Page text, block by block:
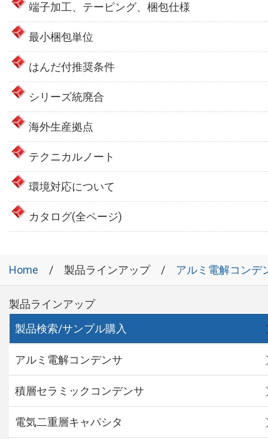
端子加工、テーピング、梱包仕様
最小梱包単位
はんだ付推奨条件
シリーズ統廃合
海外生産拠点
テクニカルノート
環境対応について
カタログ(全ページ)
Home 製品ラインアップ アルミ電解コンデ
製品ラインアップ
製品検索/サンプル購入
アルミ電解コンデンサ
積層セラミックコンデンサ
電気二重層キャパシタ